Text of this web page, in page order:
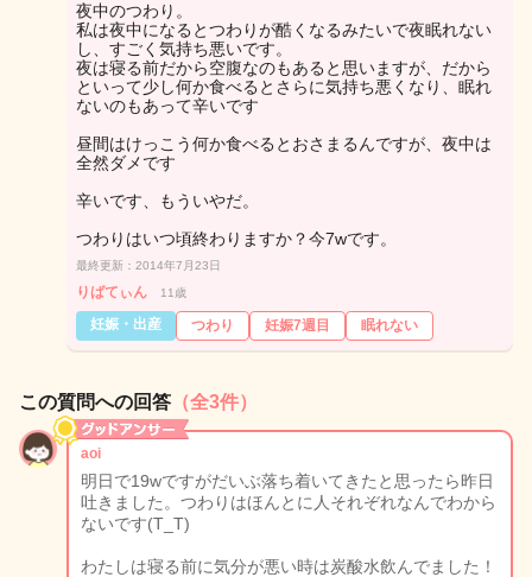
夜中のつわり。
私は夜中になるとつわりが酷くなるみたいで夜眠れない
し、すごく気持ち悪いです。
夜は寝る前だから空腹なのもあると思いますが、だから
といって少し何か食べるとさらに気持ち悪くなり、眠れ
ないのもあって辛いです
昼間はけっこう何か食べるとおさまるんですが、夜中は
全然ダメです
辛いです、もういやだ。
つわりはいつ頃終わりますか？今7wです。
最終更新：2014年7月23日
りばてぃん 11歳
妊娠・出産 つわり 妊娠7週目 眠れない
この質問への回答 （全3件）
aoi
明日で19wですがだいぶ落ち着いてきたと思ったら昨日
吐きました。つわりはほんとに人それぞれなんでわから
ないです(T_T)
わたしは寝る前に気分が悪い時は炭酸水飲んでました！